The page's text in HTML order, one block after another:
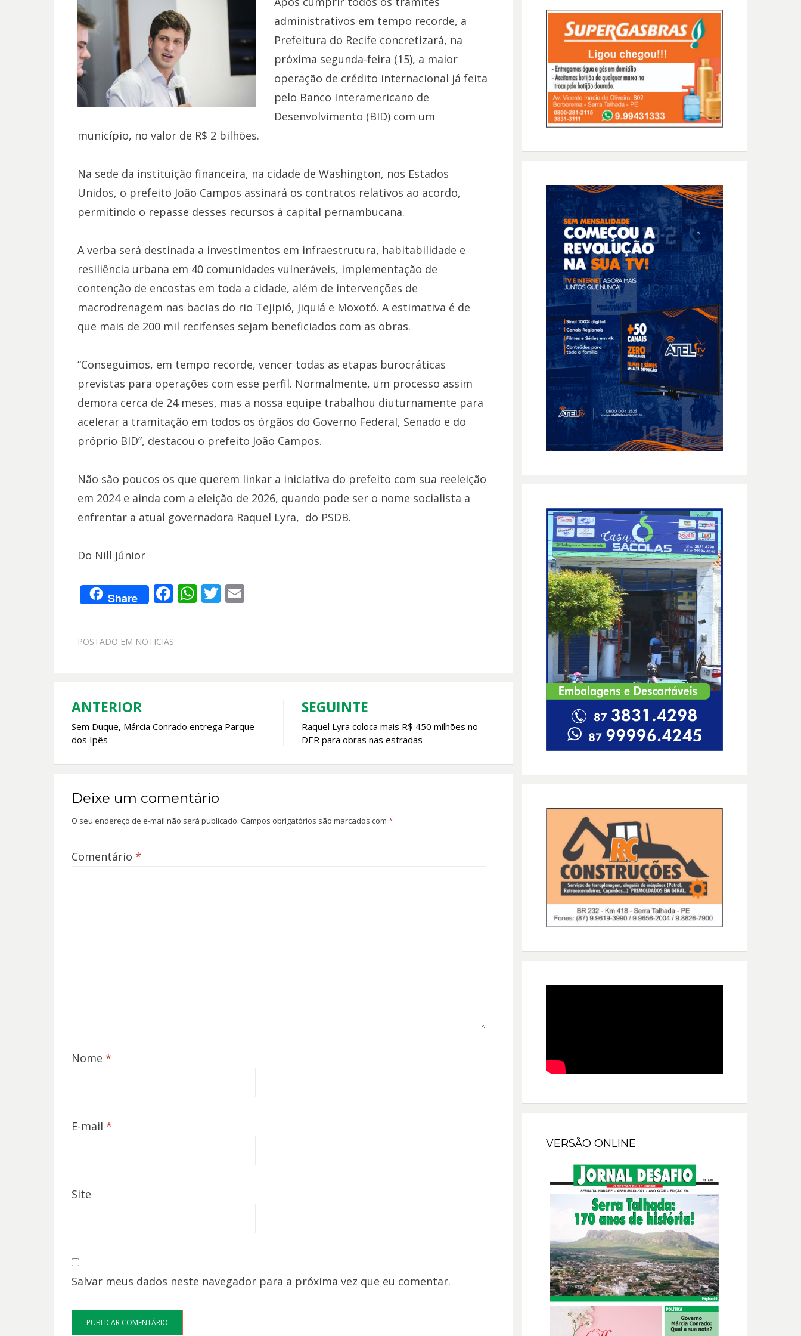
administrativos em tempo recorde, a
Prefeitura do Recife concretizará, na
próxima segunda-feira (15), a maior
operação de crédito internacional já feita
pelo Banco Interamericano de
Desenvolvimento (BID) com um
município, no valor de R$ 2 bilhões.
Na sede da instituição financeira, na cidade de Washington, nos Estados
Unidos, o prefeito João Campos assinará os contratos relativos ao acordo,
permitindo o repasse desses recursos à capital pernambucana.
A verba será destinada a investimentos em infraestrutura, habitabilidade e
resiliência urbana em 40 comunidades vulneráveis, implementação de
contenção de encostas em toda a cidade, além de intervenções de
macrodrenagem nas bacias do rio Tejipió, Jiquiá e Moxotó. A estimativa é de
que mais de 200 mil recifenses sejam beneficiados com as obras.
“Conseguimos, em tempo recorde, vencer todas as etapas burocráticas
previstas para operações com esse perfil. Normalmente, um processo assim
demora cerca de 24 meses, mas a nossa equipe trabalhou diuturnamente para
acelerar a tramitação em todos os órgãos do Governo Federal, Senado e do
próprio BID”, destacou o prefeito João Campos.
Não são poucos os que querem linkar a iniciativa do prefeito com sua reeleição
em 2024 e ainda com a eleição de 2026, quando pode ser o nome socialista a
enfrentar a atual governadora Raquel Lyra, do PSDB.
Do Nill Júnior
Share F
b
o
W
A
T E
POSTADO EM NOTICIAS
Navegação
de
ANTERIOR
Sem Duque, Márcia Conrado entrega Parque
dos Ipês
SEGUINTE
Raquel Lyra coloca mais R$ 450 milhões no
DER para obras nas estradas
Deixe um comentário
O seu endereço de e-mail não será publicado. Campos obrigatórios são marcados com *
Comentário *
Nome *
E-mail *
Site
Salvar meus dados neste navegador para a próxima vez que eu comentar.
VERSÃO ONLINE